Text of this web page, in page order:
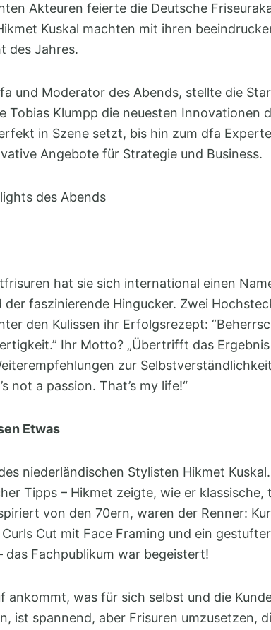
Akteuren feierte die Deutsche
Kuskal machten mit ihren
des Jahres.
und Moderator des Abends, stellte die
Klumpp die neuesten Innovationen
in Szene setzt, bis hin zum dfa
Angebote für Strategie und Business.
des Abends
hat sie sich international einen
faszinierende Hingucker. Zwei
den Kulissen ihr Erfolgsrezept:
Ihr Motto? „Übertrifft das
zur
not a passion. That’s my life!“
Etwas
niederländischen Stylisten Hikmet
Tipps – Hikmet zeigte, wie er
von den 70ern, waren der Renner:
Cut mit Face Framing und ein
das Fachpublikum war begeistert!
ankommt, was für sich selbst und die
ist spannend, aber Frisuren umzusetzen,